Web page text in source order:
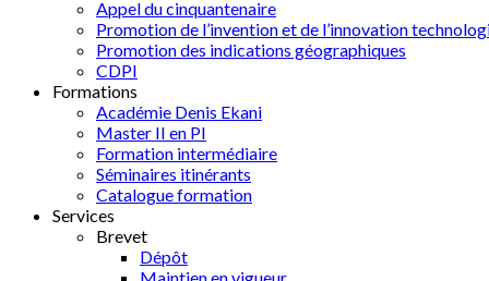
Appel du cinquantenaire
Promotion de l’invention et de l’innovation
Promotion des indications géographiques
CDPI
Formations
Académie Denis Ekani
Master II en PI
Formation intermédiaire
Séminaires itinérants
Catalogue formation
Services
Brevet
Dépôt